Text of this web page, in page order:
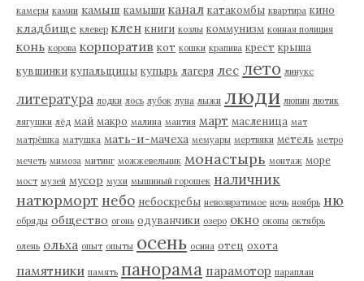
камеры камни камыш камыши канал катакомбы квартира кино
кладбище клевер клен книги козлы коммунизм конная полиция
конь корова корпоратив кот кошки крапива крест крыша
кувшинки купальщицы купырь лагеря лес лето линукс
литература лодки лось лубок луна лыжи люди люпин лютик
лягушки лёд май макро малина мантия март масленица мат
матрёшка матушка мать-и-мачеха мемуары мертвяки метель метро
мечеть мимоза митинг можжевельник монастырь монтаж море
мост музей мусор мухи мышиный горошек наличник
натюрморт небо небоскребы невозвратимое ночь ноябрь ню
обряды общество огонь одуванчики озеро окно окопы октябрь
олень ольха опыт опыты осень осина отец охота
памятники память панорама парамотор параплан